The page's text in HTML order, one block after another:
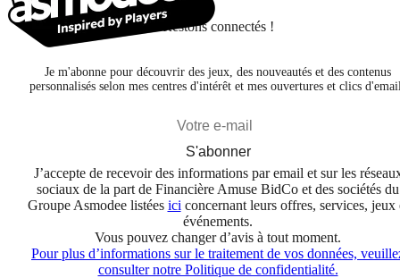
Restons connectés !
Je m'abonne pour découvrir des jeux, des nouveautés et des contenus
personnalisés selon mes centres d'intérêt et mes ouvertures et clics
S'abonner
J’accepte de recevoir des informations par email et sur les
sociaux de la part de Financière Amuse BidCo et des sociétés du
Groupe Asmodee listées ici concernant leurs offres, services, jeux
événements.
Vous pouvez changer d’avis à tout moment.
Pour plus d’informations sur le traitement de vos données,
consulter notre Politique de confidentialité.